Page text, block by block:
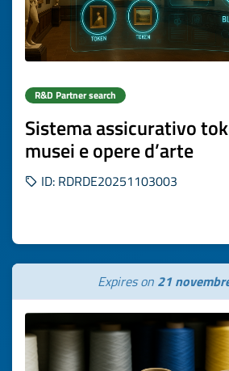
R&D Partner search
Sistema assicurativo
musei e opere d’arte
ID: RDRDE20251103003
Expires on 21